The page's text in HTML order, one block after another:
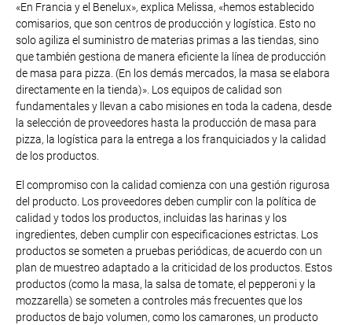
«En Francia y el Benelux», explica Melissa, «hemos establecido
comisarios, que son centros de producción y logística. Esto no
solo agiliza el suministro de materias primas a las tiendas, sino
que también gestiona de manera eficiente la línea de producción
de masa para pizza. (En los demás mercados, la masa se elabora
directamente en la tienda)». Los equipos de calidad son
fundamentales y llevan a cabo misiones en toda la cadena, desde
la selección de proveedores hasta la producción de masa para
pizza, la logística para la entrega a los franquiciados y la calidad
de los productos.
El compromiso con la calidad comienza con una gestión rigurosa
del producto. Los proveedores deben cumplir con la política de
calidad y todos los productos, incluidas las harinas y los
ingredientes, deben cumplir con especificaciones estrictas. Los
productos se someten a pruebas periódicas, de acuerdo con un
plan de muestreo adaptado a la criticidad de los productos. Estos
productos (como la masa, la salsa de tomate, el pepperoni y la
mozzarella) se someten a controles más frecuentes que los
productos de bajo volumen, como los camarones, un producto